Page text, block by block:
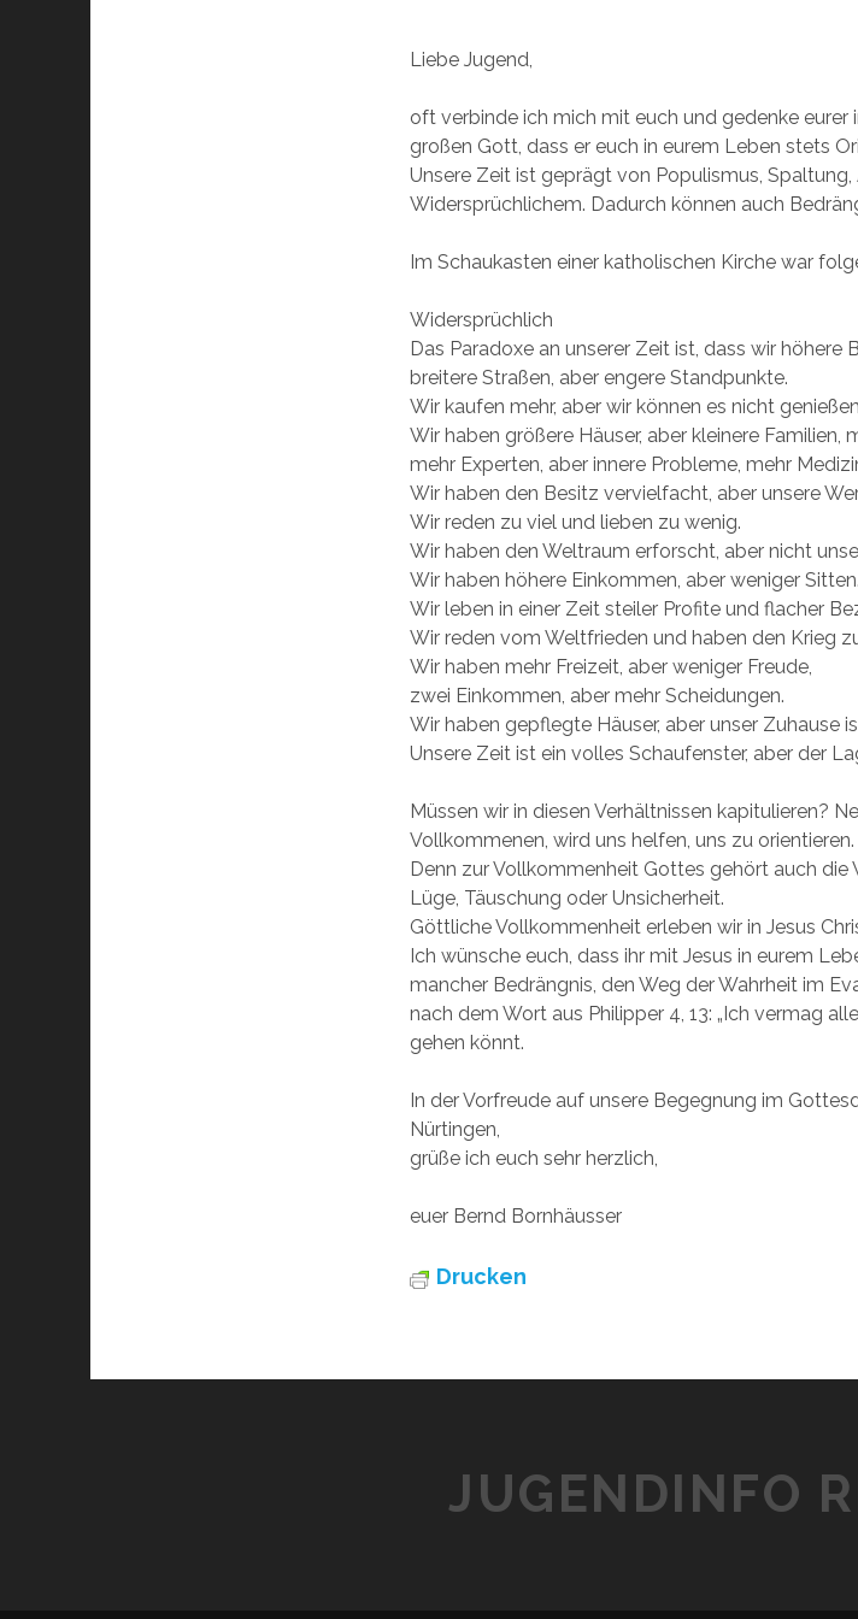
Liebe Jugend,
oft verbinde ich mich mit euch und gedenke eurer
großen Gott, dass er euch in eurem Leben stets
Unsere Zeit ist geprägt von Populismus,
Widersprüchlichem. Dadurch können auch
Im Schaukasten einer katholischen Kirche war
Widersprüchlich
Das Paradoxe an unserer Zeit ist, dass wir höhere
breitere Straßen, aber engere Standpunkte.
Wir kaufen mehr, aber wir können es nicht
Wir haben größere Häuser, aber kleinere Familien,
mehr Experten, aber innere Probleme, mehr
Wir haben den Besitz vervielfacht, aber unsere
Wir reden zu viel und lieben zu wenig.
Wir haben den Weltraum erforscht, aber nicht
Wir haben höhere Einkommen, aber weniger Sitten.
Wir leben in einer Zeit steiler Profite und flacher
Wir reden vom Weltfrieden und haben den Krieg
Wir haben mehr Freizeit, aber weniger Freude,
zwei Einkommen, aber mehr Scheidungen.
Wir haben gepflegte Häuser, aber unser Zuhause
Unsere Zeit ist ein volles Schaufenster, aber der
Müssen wir in diesen Verhältnissen kapitulieren?
Vollkommenen, wird uns helfen, uns zu orientieren.
Denn zur Vollkommenheit Gottes gehört auch die
Lüge, Täuschung oder Unsicherheit.
Göttliche Vollkommenheit erleben wir in Jesus
Ich wünsche euch, dass ihr mit Jesus in eurem
mancher Bedrängnis, den Weg der Wahrheit im
nach dem Wort aus Philipper 4, 13: „Ich vermag
gehen könnt.
In der Vorfreude auf unsere Begegnung im
Nürtingen,
grüße ich euch sehr herzlich,
euer Bernd Bornhäusser
Drucken
JUGENDINFO